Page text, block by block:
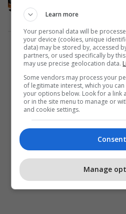
Kosovë
1
Learn more
Your personal data will be
your device (cookies, unique
data) may be stored by, accessed
partners, or used specifically by
may use precise geolocation data.
Some vendors may process your
of legitimate interest, which you
your options below. Look for a link
or in the site menu to manage or
and cookie settings.
Consent
Manage